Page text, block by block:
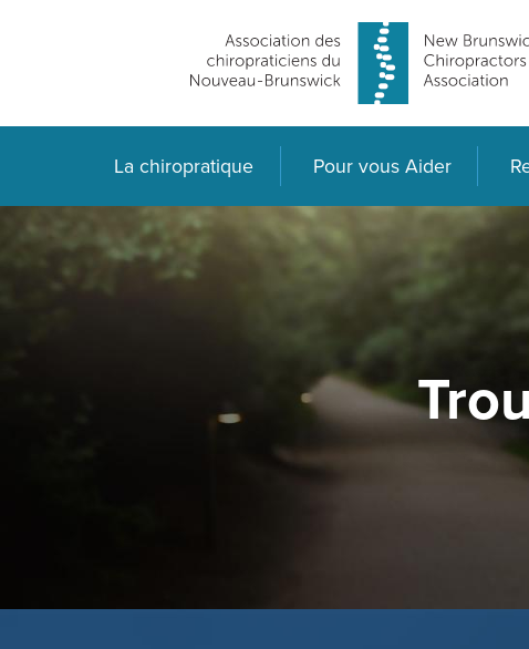
La chiropratique Pour vous Aider